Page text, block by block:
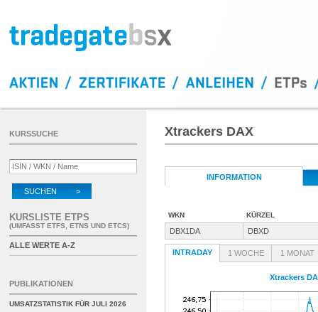
Xtrackers DAX
INFORMATION
WKN KÜRZEL
DBX1DA DBXD
INTRADAY 1 WOCHE 1 MONAT
Xtrackers
KURSSUCHE
SUCHEN >
KURSLISTE ETPS
(UMFASST ETFS, ETNS UND ETCS)
ALLE WERTE A-Z
PUBLIKATIONEN
UMSATZSTATISTIK FÜR JULI 2026